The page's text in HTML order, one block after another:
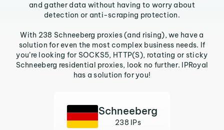
and gather data without having to worry about
detection or anti-scraping protection.
With 238 Schneeberg proxies (and rising), we have a
solution for even the most complex business needs. If
you’re looking for SOCKS5, HTTP(S), rotating or sticky
Schneeberg residential proxies, look no further. IPRoyal
has a solution for you!
Schneeberg
238 IPs